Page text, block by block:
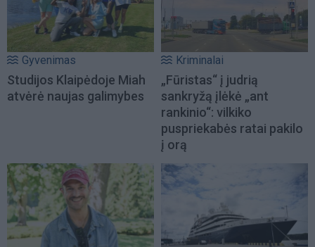
Gyvenimas
Studijos Klaipėdoje Miah
atvėrė naujas galimybes
Kriminalai
„Fūristas“ į judrią
sankryžą įlėkė „ant
rankinio“: vilkiko
puspriekabės ratai pakilo
į orą